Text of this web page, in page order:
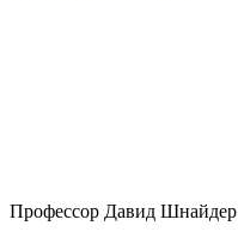
Профессор Давид Шнайдер